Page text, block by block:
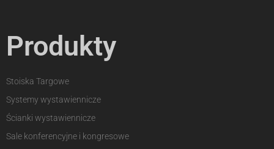
Produkty
Stoiska Targowe
Systemy wystawiennicze
Ścianki wystawiennicze
Sale konferencyjne i kongresowe